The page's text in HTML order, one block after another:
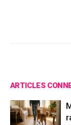
ARTICLES